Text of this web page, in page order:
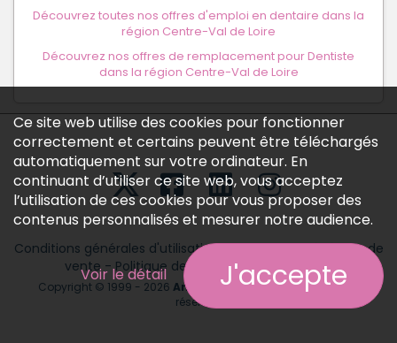
Découvrez toutes nos offres d'emploi en dentaire dans la
région Centre-Val de Loire
Découvrez nos offres de remplacement pour Dentiste
dans la région Centre-Val de Loire
Conditions générales d'utilisation-Conditions générales de
vente -Politique des données personnelles
Copyright © 1999 - 2026 Annonces médicalestous droits
réservés.
Ce site web utilise des cookies pour fonctionner
correctement et certains peuvent être téléchargés
automatiquement sur votre ordinateur. En
continuant d’utiliser ce site web, vous acceptez
l’utilisation de ces cookies pour vous proposer des
contenus personnalisés et mesurer notre audience.
Voir le détail J'accepte